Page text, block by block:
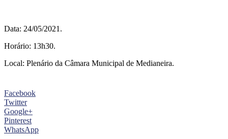
Data: 24/05/2021.
Horário: 13h30.
Local: Plenário da Câmara Municipal de Medianeira.
Facebook
Twitter
Google+
Pinterest
WhatsApp